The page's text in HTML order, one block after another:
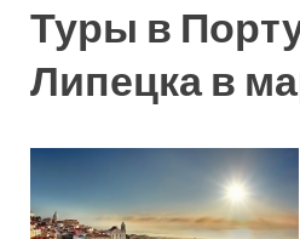
Туры в
Липецка в